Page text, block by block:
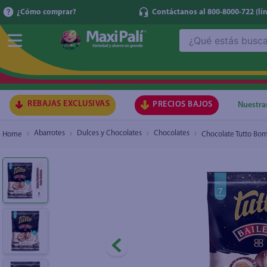
¿Cómo comprar? Contáctanos al 800-8000-722
REBAJAS EXCLUSIVAS PRECIOS BAJOS
Abarrotes Dulces y Chocolates Chocolates Chocolate Tutto
Chocolate Tutto Bombon Baileys - 91 g
1.
2.
6.
7.
8.
9